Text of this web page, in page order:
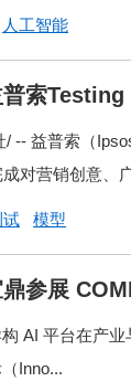
人工智能
索Testing
-- 益普索（
对营销创意、
试 模型
鼎参展
AI 平台在产
Inno...